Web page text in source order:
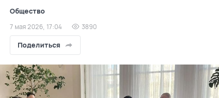
Общество
7 мая 2026, 17:04 3890
Поделиться